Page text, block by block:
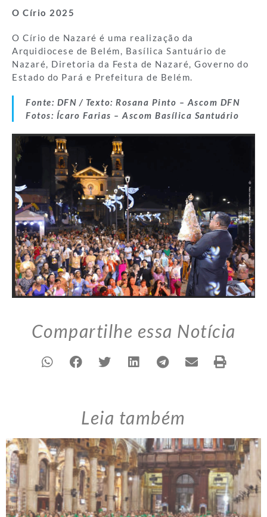
O Círio 2025
O Círio de Nazaré é uma realização da
Arquidiocese de Belém, Basílica Santuário de
Nazaré, Diretoria da Festa de Nazaré, Governo do
Estado do Pará e Prefeitura de Belém.
Fonte: DFN / Texto: Rosana Pinto – Ascom DFN
Fotos: Ícaro Farias – Ascom Basílica Santuário
Compartilhe essa Notícia
Leia também